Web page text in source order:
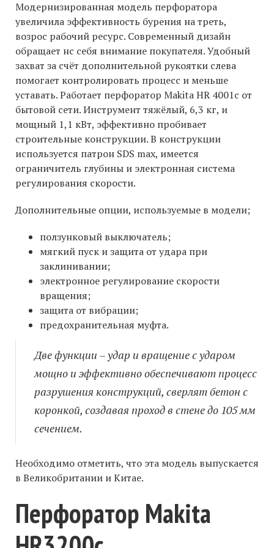
Модернизированная модель перфоратора
увеличила эффективность бурения на треть,
возрос рабочий ресурс. Современный дизайн
обращает нс себя внимание покупателя. Удобный
захват за счёт дополнительной рукоятки слева
помогает контролировать процесс и меньше
уставать. Работает перфоратор Makita HR 4001c от
бытовой сети. Инструмент тяжёлый, 6,3 кг, и
мощный 1,1 кВт, эффективно пробивает
строительные конструкции. В конструкции
используется патрон SDS max, имеется
ограничитель глубины и электронная система
регулирования скорости.
Дополнительные опции, используемые в модели;
ползунковый выключатель;
мягкий пуск и защита от удара при
заклинивании;
электронное регулирование скорости
вращения;
защита от вибрации;
предохранительная муфта.
Две функции – удар и вращение с ударом
мощно и эффективно обеспечивают процесс
разрушения конструкций, сверлят бетон с
коронкой, создавая проход в стене до 105 мм
сечением.
Необходимо отметить, что эта модель выпускается
в Великобритании и Китае.
Перфоратор Makita